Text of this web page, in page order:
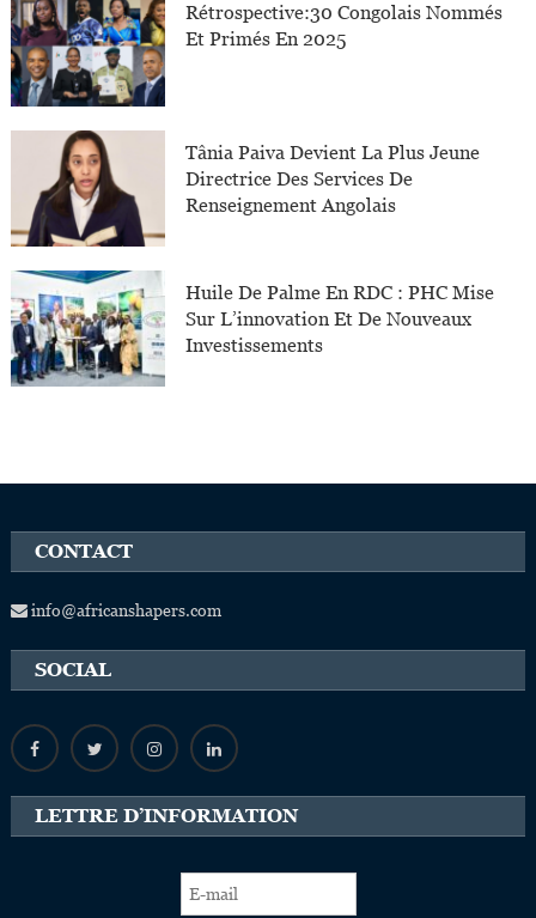
Rétrospective:30 Congolais Nommés
Et Primés En 2025
Tânia Paiva Devient La Plus Jeune
Directrice Des Services De
Renseignement Angolais
Huile De Palme En RDC : PHC Mise
Sur L’innovation Et De Nouveaux
Investissements
CONTACT
info@africanshapers.com
SOCIAL
LETTRE D’INFORMATION